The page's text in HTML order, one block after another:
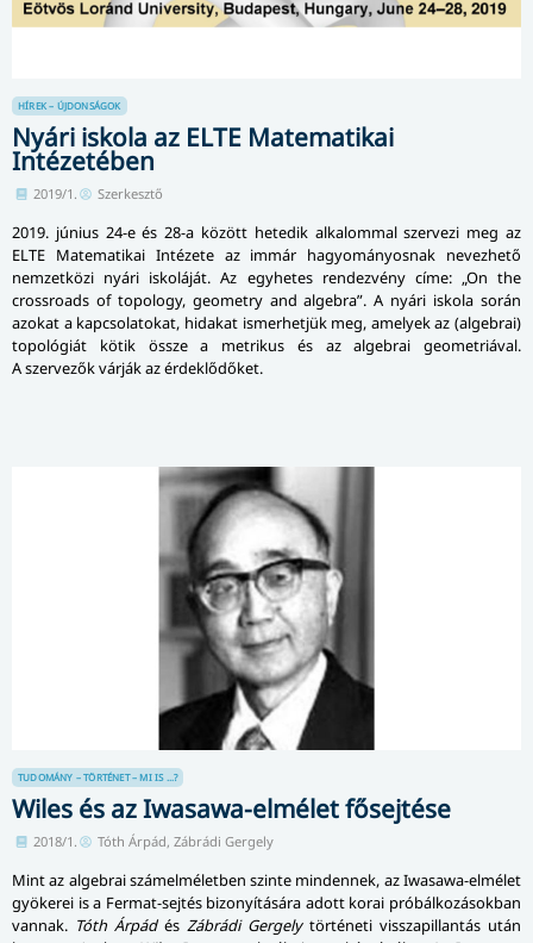
HÍREK – ÚJDONSÁGOK
Nyári iskola az ELTE Matematikai
Intézetében
2019/1. Szerkesztő
2019. június 24-e és 28-a között hetedik alkalommal szervezi meg az
ELTE Matematikai Intézete az immár hagyományosnak nevezhető
nemzetközi nyári iskoláját. Az egyhetes rendezvény címe: „On the
crossroads of topology, geometry and algebra”. A nyári iskola során
azokat a kapcsolatokat, hidakat ismerhetjük meg, amelyek az (algebrai)
topológiát kötik össze a metrikus és az algebrai geometriával.
A szervezők várják az érdeklődőket.
TUDOMÁNY – TÖRTÉNET – MI IS ...?
Wiles és az Iwasawa-elmélet fősejtése
2018/1. Tóth Árpád, Zábrádi Gergely
Mint az algebrai számelméletben szinte mindennek, az Iwasawa-elmélet
gyökerei is a Fermat-sejtés bizonyítására adott korai próbálkozásokban
vannak. Tóth Árpádés Zábrádi Gergelytörténeti visszapillantás után